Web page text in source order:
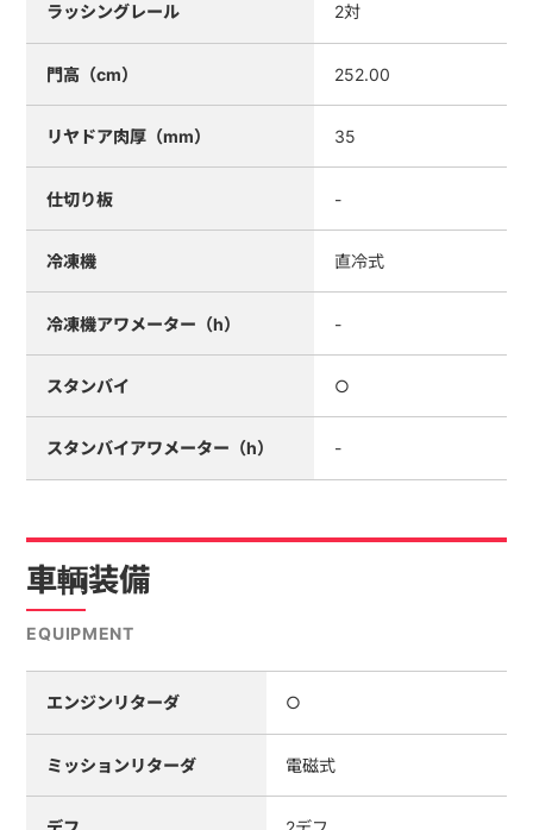
ラッシングレール 2対
門高（cm） 252.00
リヤドア肉厚（mm） 35
仕切り板 -
冷凍機 直冷式
冷凍機アワメーター（h） -
スタンバイ ○
スタンバイアワメーター（h） -
車輌装備
EQUIPMENT
エンジンリターダ ○
ミッションリターダ 電磁式